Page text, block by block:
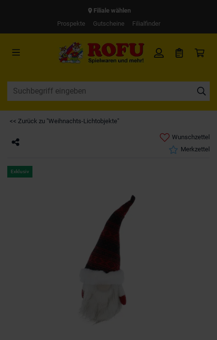
Filiale wählen
Prospekte
Gutscheine Filialfinder
<< Zurück zu "Weihnachts-Lichtobjekte"
Wunschzettel
Merkzettel
Exklusiv